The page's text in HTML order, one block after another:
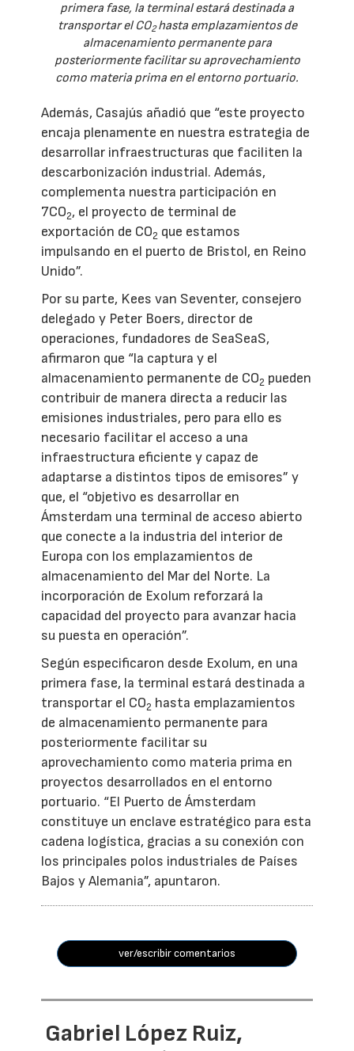
primera fase, la terminal estará destinada a
transportar el CO2hasta emplazamientos de
almacenamiento permanente para
posteriormente facilitar su aprovechamiento
como materia prima en el entorno portuario.
Además, Casajús añadió que “este proyecto
encaja plenamente en nuestra estrategia de
desarrollar infraestructuras que faciliten la
descarbonización industrial. Además,
complementa nuestra participación en
7CO2, el proyecto de terminal de
exportación de CO2 que estamos
impulsando en el puerto de Bristol, en Reino
Unido”.
Por su parte, Kees van Seventer, consejero
delegado y Peter Boers, director de
operaciones, fundadores de SeaSeaS,
afirmaron que “la captura y el
almacenamiento permanente de CO2 pueden
contribuir de manera directa a reducir las
emisiones industriales, pero para ello es
necesario facilitar el acceso a una
infraestructura eficiente y capaz de
adaptarse a distintos tipos de emisores” y
que, el “objetivo es desarrollar en
Ámsterdam una terminal de acceso abierto
que conecte a la industria del interior de
Europa con los emplazamientos de
almacenamiento del Mar del Norte. La
incorporación de Exolum reforzará la
capacidad del proyecto para avanzar hacia
su puesta en operación”.
Según especificaron desde Exolum, en una
primera fase, la terminal estará destinada a
transportar el CO2 hasta emplazamientos
de almacenamiento permanente para
posteriormente facilitar su
aprovechamiento como materia prima en
proyectos desarrollados en el entorno
portuario. “El Puerto de Ámsterdam
constituye un enclave estratégico para esta
cadena logística, gracias a su conexión con
los principales polos industriales de Países
Bajos y Alemania”, apuntaron.
ver/escribir comentarios
Gabriel López Ruiz,